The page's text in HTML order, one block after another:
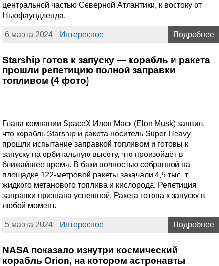
центральной частью Северной Атлантики, к востоку от
Ньюфаундленда.
6 марта 2024 Интересное Подробнее
Starship готов к запуску — корабль и ракета
прошли репетицию полной заправки
топливом (4 фото)
Глава компании SpaceX Илон Маск (Elon Musk) заявил,
что корабль Starship и ракета-носитель Super Heavy
прошли испытание заправкой топливом и готовы к
запуску на орбитальную высоту, что произойдёт в
ближайшее время. В баки полностью собранной на
площадке 122-метровой ракеты закачали 4,5 тыс. т
жидкого метанового топлива и кислорода. Репетиция
заправки признана успешной. Ракета готова к запуску в
любой момент.
5 марта 2024 Интересное Подробнее
NASA показало изнутри космический
корабль Orion, на котором астронавты